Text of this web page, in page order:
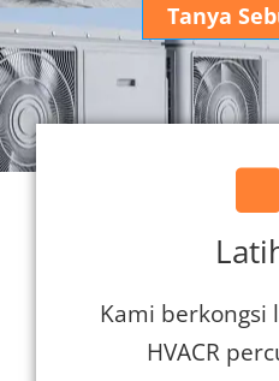
Tanya
Kami
HVACR